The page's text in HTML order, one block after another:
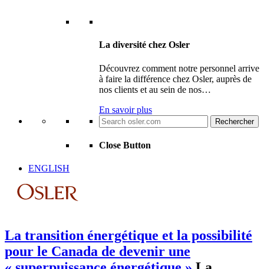
La diversité chez Osler
Découvrez comment notre personnel arrive
à faire la différence chez Osler, auprès de
nos clients et au sein de nos…
En savoir plus
Search
for:
Close Button
ENGLISH
La transition énergétique et la possibilité
pour le Canada de devenir une